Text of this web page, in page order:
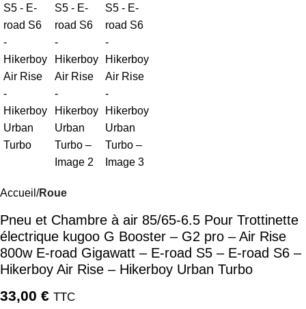
Accueil Roue
Pneu et Chambre à air 85/65-6.5 Pour Trottinette
électrique kugoo G Booster – G2 pro – Air Rise
800w E-road Gigawatt – E-road S5 – E-road S6 –
Hikerboy Air Rise – Hikerboy Urban Turbo
33,00 € TTC